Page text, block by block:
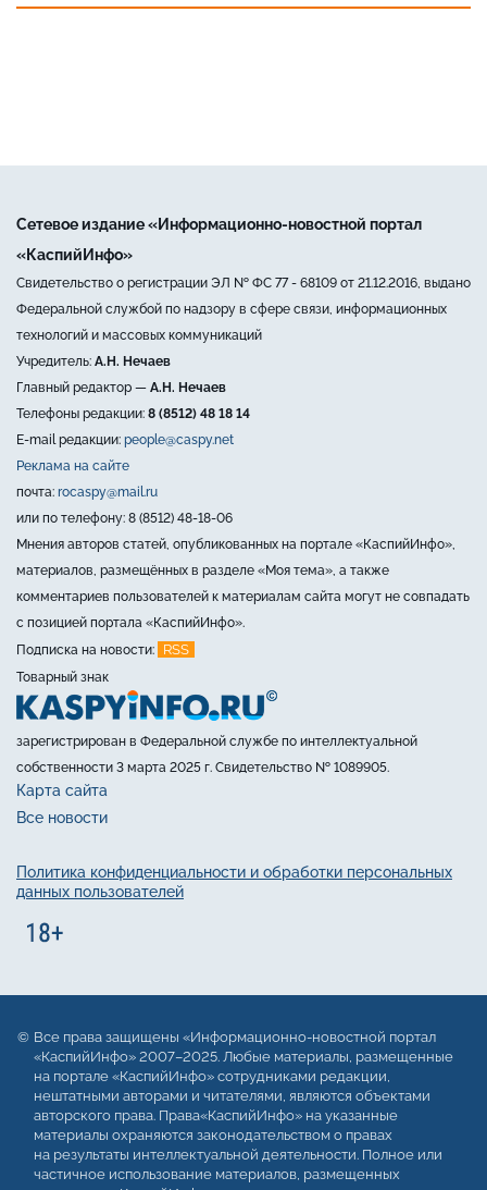
Сетевое издание «Информационно-новостной портал
«КаспийИнфо»
Свидетельство о регистрации ЭЛ № ФС 77 - 68109 от 21.12.2016, выдано
Федеральной службой по надзору в сфере связи, информационных
технологий и массовых коммуникаций
Учредитель: А.Н. Нечаев
Главный редактор — А.Н. Нечаев
Телефоны редакции: 8 (8512) 48 18 14
E-mail редакции: people@caspy.net
Реклама на сайте
почта: rocaspy@mail.ru
или по телефону: 8 (8512) 48-18-06
Мнения авторов статей, опубликованных на портале «КаспийИнфо»,
материалов, размещённых в разделе «Моя тема», а также
комментариев пользователей к материалам сайта могут не совпадать
с позицией портала «КаспийИнфо».
Подписка на новости:
RSS
Товарный знак
зарегистрирован в Федеральной службе по интеллектуальной
собственности 3 марта 2025 г. Свидетельство № 1089905.
Карта сайта
Все новости
Политика конфиденциальности и обработки персональных
данных пользователей
Все права защищены «Информационно-новостной портал
«КаспийИнфо» 2007–2025. Любые материалы, размещенные
на портале «КаспийИнфо» сотрудниками редакции,
нештатными авторами и читателями, являются объектами
авторского права. Права«КаспийИнфо» на указанные
материалы охраняются законодательством о правах
на результаты интеллектуальной деятельности. Полное или
частичное использование материалов, размещенных